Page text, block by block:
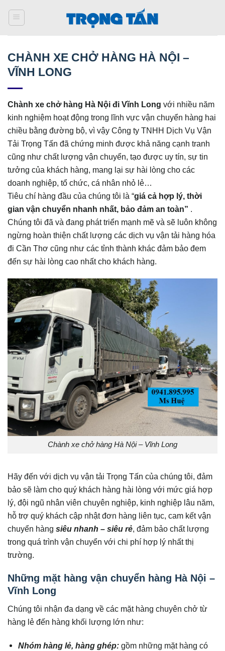
qua
CHÀNH XE CHỞ HÀNG HÀ NỘI –
VĨNH LONG
Chành xe chở hàng Hà Nội đi Vĩnh Long với nhiều năm
kinh nghiệm hoạt động trong lĩnh vực vận chuyển hàng hai
chiều bằng đường bộ, vì vậy Công ty TNHH Dịch Vụ Vận
Tải Trọng Tấn đã chứng minh được khả năng cạnh tranh
cũng như chất lượng vận chuyển, tạo được uy tín, sự tin
tưởng của khách hàng, mang lại sự hài lòng cho các
doanh nghiệp, tổ chức, cá nhân nhỏ lẻ…
Tiêu chí hàng đầu của chúng tôi là “giá cả hợp lý, thời
gian vận chuyển nhanh nhất, bảo đảm an toàn” .
Chúng tôi đã và đang phát triển mạnh mẽ và sẽ luôn không
ngừng hoàn thiện chất lượng các dịch vụ vận tải hàng hóa
đi Cần Thơ cũng như các tỉnh thành khác đảm bảo đem
đến sự hài lòng cao nhất cho khách hàng.
Chành xe chở hàng Hà Nội – Vĩnh Long
Hãy đến với dịch vụ vận tải Trọng Tấn của chúng tôi, đảm
bảo sẽ làm cho quý khách hàng hài lòng với mức giá hợp
lý, đội ngũ nhân viên chuyên nghiệp, kinh nghiệp lâu năm,
hỗ trợ quý khách cập nhật đơn hàng liên tục, cam kết vận
chuyển hàng siêu nhanh – siêu rẻ, đảm bảo chất lượng
trong quá trình vận chuyển với chi phí hợp lý nhất thị
trường.
Những mặt hàng vận chuyển hàng Hà Nội –
Vĩnh Long
Chúng tôi nhận đa dạng về các mặt hàng chuyên chở từ
hàng lẻ đến hàng khối lượng lớn như:
Nhóm hàng lẻ, hàng ghép:gồm những mặt hàng có